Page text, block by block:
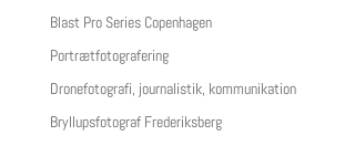
Blast Pro Series Copenhagen
Portrætfotografering
Dronefotografi, journalistik, kommunikation
Bryllupsfotograf Frederiksberg